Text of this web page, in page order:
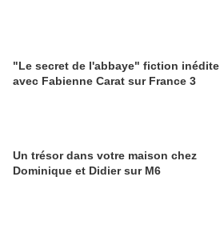
"Le secret de l'abbaye" fiction inédite
avec Fabienne Carat sur France 3
Un trésor dans votre maison chez
Dominique et Didier sur M6